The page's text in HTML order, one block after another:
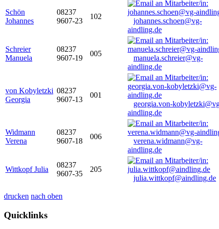
Schön
Johannes
08237
9607-23
102
johannes.schoen@vg-
aindling.de
Schreier
Manuela
08237
9607-19
005
manuela.schreier@vg-
aindling.de
von Kobyletzki
Georgia
08237
9607-13
001
georgia.von-
aindling.de
Widmann
Verena
08237
9607-18
006
verena.widmann@vg-
aindling.de
Wittkopf Julia
08237
9607-35
205
julia.wittkopf@aindling.de
drucken nach oben
Quicklinks